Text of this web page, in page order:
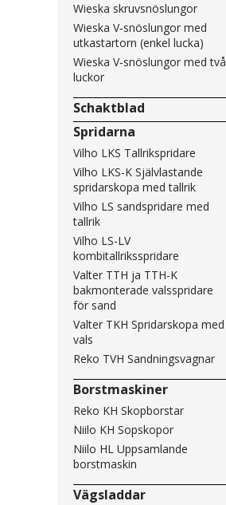
Wieska skruvsnöslungor
Wieska V‑snöslungor med
utkastartorn (enkel lucka)
Wieska V‑snöslungor med två
luckor
Schaktblad
Spridarna
Vilho LKS Tallrikspridare
Vilho LKS-K Självlastande
spridarskopa med tallrik
Vilho LS sandspridare med
tallrik
Vilho LS-LV
kombitallriksspridare
Valter TTH ja TTH-K
bakmonterade valsspridare
för sand
Valter TKH Spridarskopa med
vals
Reko TVH Sandningsvagnar
Borstmaskiner
Reko KH Skopborstar
Niilo KH Sopskopor
Niilo HL Uppsamlande
borstmaskin
Vägsladdar